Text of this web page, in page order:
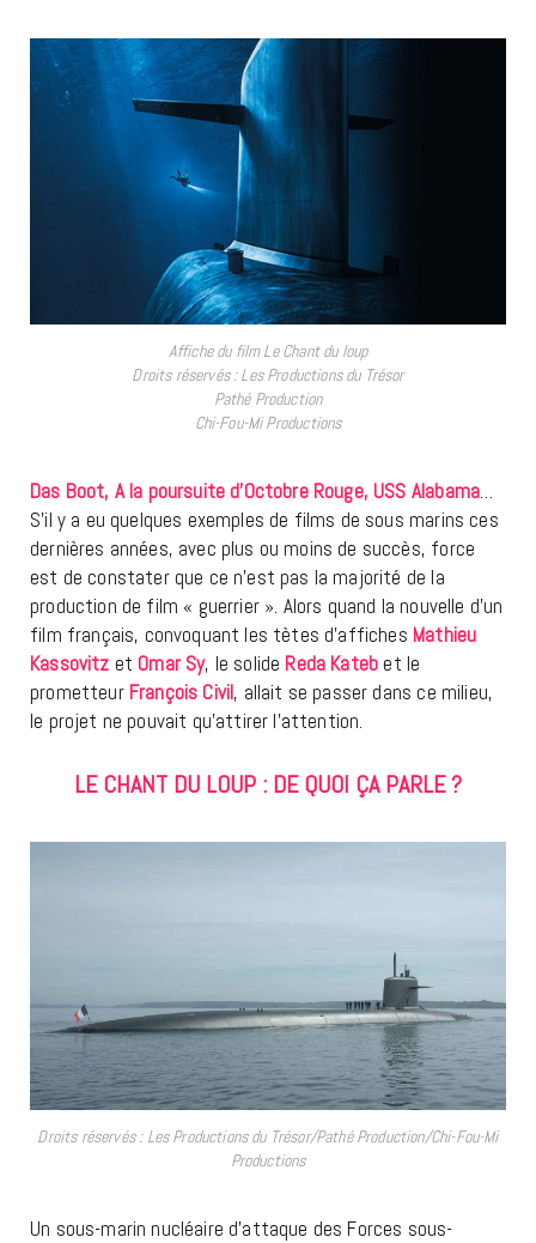
Affiche du film Le Chant du loup
Droits réservés : Les Productions du Trésor
Pathé Production
Chi-Fou-Mi Productions
Das Boot, A la poursuite d’Octobre Rouge, USS Alabama…
S’il y a eu quelques exemples de films de sous marins ces
dernières années, avec plus ou moins de succès, force
est de constater que ce n’est pas la majorité de la
production de film « guerrier ». Alors quand la nouvelle d’un
film français, convoquant les tètes d’affiches Mathieu
Kassovitz et Omar Sy, le solide Reda Kateb et le
prometteur François Civil, allait se passer dans ce milieu,
le projet ne pouvait qu’attirer l’attention.
LE CHANT DU LOUP : DE QUOI ÇA PARLE ?
Droits réservés : Les Productions du Trésor/Pathé Production/Chi-Fou-Mi
Productions
Un sous-marin nucléaire d’attaque des Forces sous-